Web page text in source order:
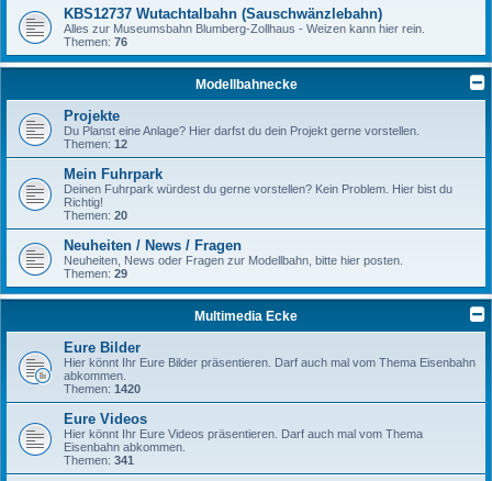
KBS12737 Wutachtalbahn (Sauschwänzlebahn)
Alles zur Museumsbahn Blumberg-Zollhaus - Weizen kann hier rein.
Themen: 76
Modellbahnecke
Projekte
Du Planst eine Anlage? Hier darfst du dein Projekt gerne vorstellen.
Themen: 12
Mein Fuhrpark
Deinen Fuhrpark würdest du gerne vorstellen? Kein Problem. Hier bist du
Richtig!
Themen: 20
Neuheiten / News / Fragen
Neuheiten, News oder Fragen zur Modellbahn, bitte hier posten.
Themen: 29
Multimedia Ecke
Eure Bilder
Hier könnt Ihr Eure Bilder präsentieren. Darf auch mal vom Thema Eisenbahn
abkommen.
Themen: 1420
Eure Videos
Hier könnt Ihr Eure Videos präsentieren. Darf auch mal vom Thema
Eisenbahn abkommen.
Themen: 341